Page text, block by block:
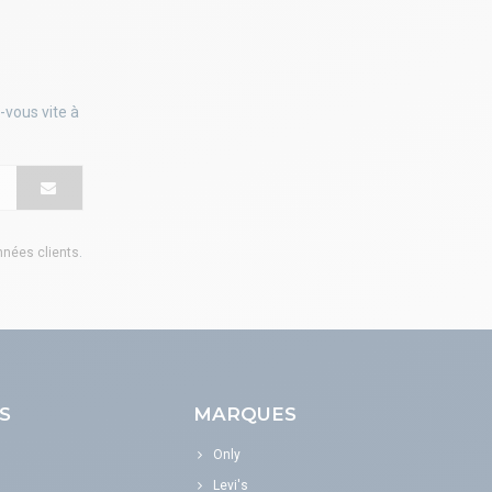
vous vite à
clients
MARQUES
Only
Levi's